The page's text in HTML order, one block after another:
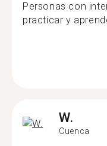
Personas con
practicar y
W.
Cuenca